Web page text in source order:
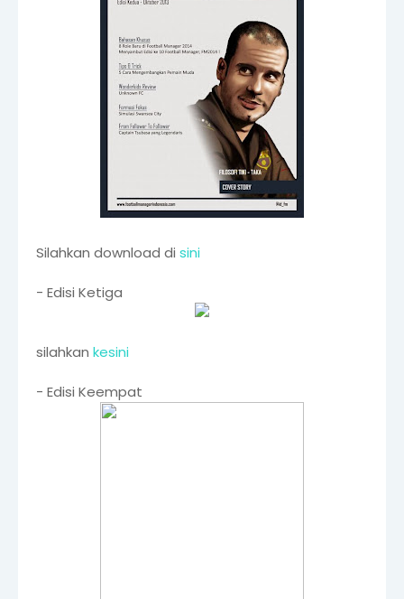
Silahkan download di sini
- Edisi Ketiga
silahkan kesini
- Edisi Keempat